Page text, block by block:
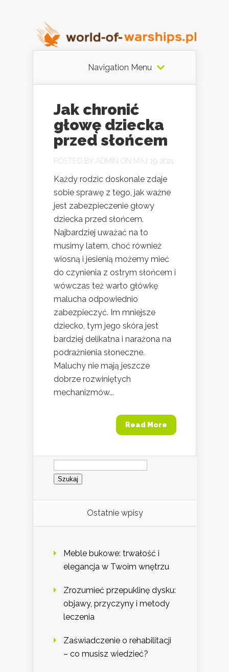
Navigation Menu
Jak chronić
głowę dziecka
przed słońcem
POSTED BY ADMIN ON MAJ 19, 2021
Każdy rodzic doskonale zdaje
sobie sprawę z tego, jak ważne
jest zabezpieczenie głowy
dziecka przed słońcem.
Najbardziej uważać na to
musimy latem, choć również
wiosną i jesienią możemy mieć
do czynienia z ostrym słońcem i
wówczas też warto główkę
malucha odpowiednio
zabezpieczyć. Im mniejsze
dziecko, tym jego skóra jest
bardziej delikatna i narażona na
podrażnienia słoneczne.
Maluchy nie mają jeszcze
dobrze rozwiniętych
mechanizmów...
Read More
Szukaj:
Ostatnie wpisy
Meble bukowe: trwałość i
elegancja w Twoim wnętrzu
Zrozumieć przepuklinę dysku:
objawy, przyczyny i metody
leczenia
Zaświadczenie o rehabilitacji
– co musisz wiedzieć?